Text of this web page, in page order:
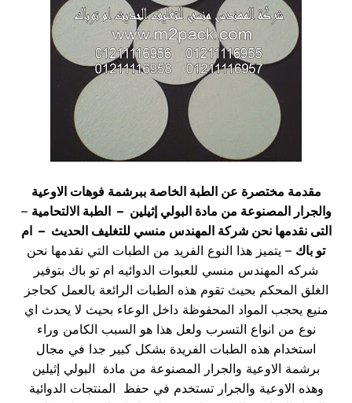
مقدمة مختصرة عن الطبة الخاصة ببرشمة فوهات الاوعية
والجرار المصنوعة من مادة البولي إثيلين – الطبة الالتحامية –
التى نقدمها نحن شركة المهندس منسي للتغليف الحديث – ام
تو باك – يتميز هذا النوع الفريد من الطبات التي نقدمها نحن
شركه المهندس منسي للعبوات الدوائيه ام تو باك بتوفير
الغلق المحكم بحيث تقوم هذه الطبات الرائعة بالعمل كحاجز
منيع يحجب المواد المحفوظة داخل الوعاء بحيث لا يحدث اي
نوع من انواع التسرب ولعل هذا هو السبب الكامن وراء
استخدام هذه الطبات الفريدة بشكل كبير جدا في مجال
برشمة الاوعية والجرار المصنوعة من مادة البولي إثيلين
وهذه الاوعية والجرار تستخدم في حفظ المنتجات الدوائية